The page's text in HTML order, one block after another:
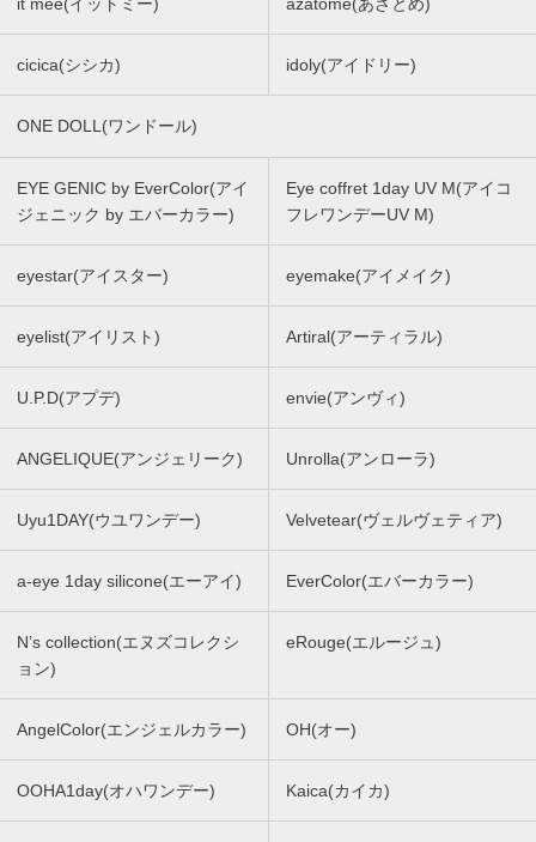
cicica(シシカ) idoly(アイドリー)
ONE DOLL(ワンドール)
EYE GENIC by EverColor(アイ
ジェニック by エバーカラー)
Eye coffret 1day UV M(アイコ
フレワンデーUV M)
eyestar(アイスター) eyemake(アイメイク)
eyelist(アイリスト) Artiral(アーティラル)
U.P.D(アプデ) envie(アンヴィ)
ANGELIQUE(アンジェリーク) Unrolla(アンローラ)
Uyu1DAY(ウユワンデー) Velvetear(ヴェルヴェティア)
a-eye 1day silicone(エーアイ) EverColor(エバーカラー)
N’s collection(エヌズコレクシ
ョン)
eRouge(エルージュ)
AngelColor(エンジェルカラー) OH(オー)
OOHA1day(オハワンデー) Kaica(カイカ)